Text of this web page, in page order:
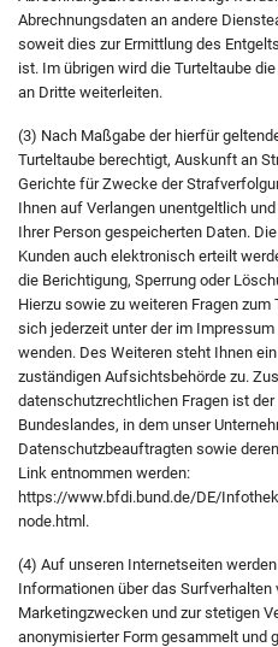
Abrechnungsdaten an andere
soweit dies zur Ermittlung des
ist. Im übrigen wird die Turteltaube
an Dritte weiterleiten.
(3) Nach Maßgabe der hierfür
Turteltaube berechtigt, Auskunft an
Gerichte für Zwecke der
Ihnen auf Verlangen unentgeltlich
Ihrer Person gespeicherten Daten.
Kunden auch elektronisch erteilt
die Berichtigung, Sperrung oder
Hierzu sowie zu weiteren Fragen
sich jederzeit unter der im
wenden. Des Weiteren steht Ihnen
zuständigen Aufsichtsbehörde zu.
datenschutzrechtlichen Fragen ist
Bundeslandes, in dem unser
Datenschutzbeauftragten sowie
Link entnommen werden:
https://www.bfdi.bund.de/DE/
node.html.
(4) Auf unseren Internetseiten
Informationen über das
Marketingzwecken und zur stetigen
anonymisierter Form gesammelt und